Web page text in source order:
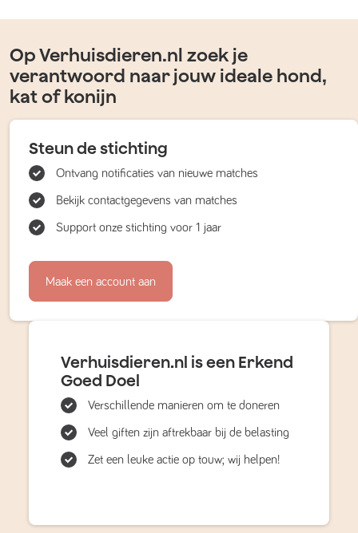
Op Verhuisdieren.nl zoek je
verantwoord naar jouw ideale hond,
kat of konijn
Steun de stichting
Ontvang notificaties van nieuwe matches
Bekijk contactgegevens van matches
Support onze stichting voor 1 jaar
Maak een account aan
Verhuisdieren.nl is een Erkend
Goed Doel
Verschillende manieren om te doneren
Veel giften zijn aftrekbaar bij de belasting
Zet een leuke actie op touw; wij helpen!